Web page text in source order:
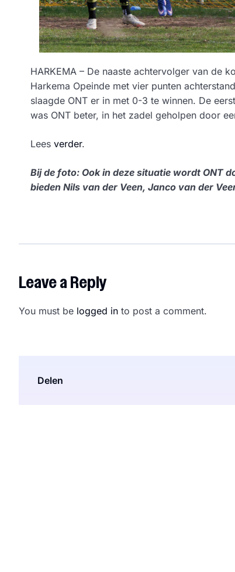
HARKEMA – De naaste achtervolger van de
Harkema Opeinde met vier punten
slaagde ONT er in met 0-3 te winnen. De
was ONT beter, in het zadel geholpen door
Lees verder.
Bij de foto: Ook in deze situatie wordt ONT
bieden Nils van der Veen, Janco van der
Leave a Reply
You must be logged in to post a comment.
Delen